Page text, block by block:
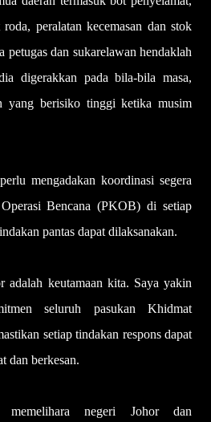
peralatan kecemasan dan stok
petugas dan sukarelawan hendaklah
digerakkan pada bila-bila masa,
yang berisiko tinggi ketika musim
mengadakan koordinasi segera
Bencana (PKOB) di setiap
pantas dapat dilaksanakan.
adalah keutamaan kita. Saya yakin
seluruh pasukan Khidmat
setiap tindakan respons dapat
dan berkesan.
negeri Johor dan